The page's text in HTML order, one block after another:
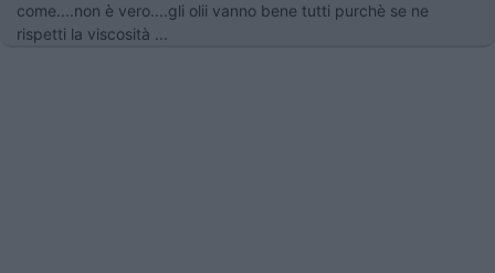
come....non è vero....gli olii vanno bene tutti purchè se ne
rispetti la viscosità ...